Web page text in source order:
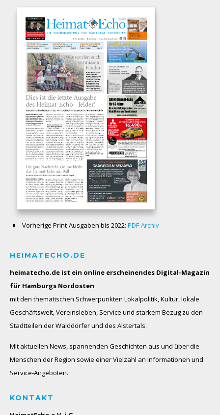
Vorherige Print-Ausgaben bis 2022: PDF-Archiv
HEIMATECHO.DE
heimatecho.de ist ein online erscheinendes Digital-Magazin
für Hamburgs Nordosten
mit den thematischen Schwerpunkten Lokalpolitik, Kultur, lokale
Geschäftswelt, Vereinsleben, Service und starkem Bezug zu den
Stadtteilen der Walddörfer und des Alstertals.
Mit aktuellen News, spannenden Geschichten aus und über die
Menschen der Region sowie einer Vielzahl an Informationen und
Service-Angeboten.
KONTAKT